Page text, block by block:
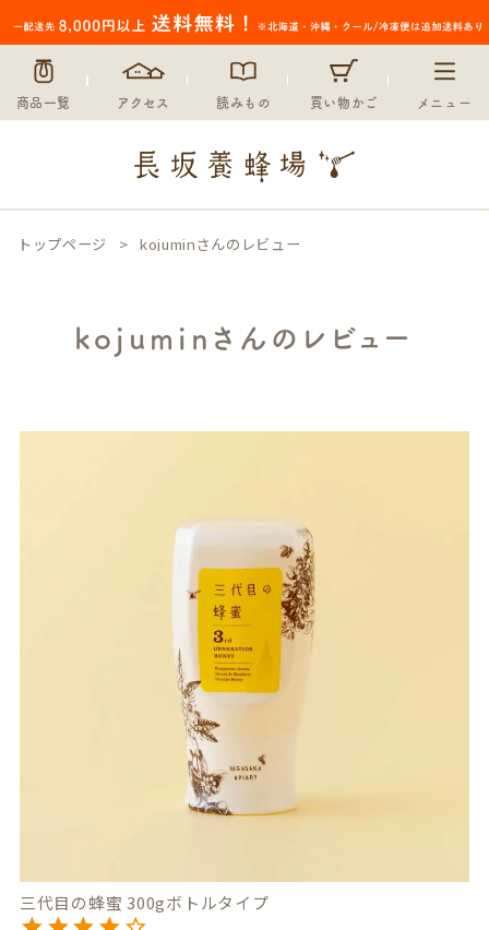
商品一覧 アクセス 読みもの 買い物かご メニュー
トップページ kojuminさんのレビュー
kojuminさんのレビュー
三代目の蜂蜜 300gボトルタイプ